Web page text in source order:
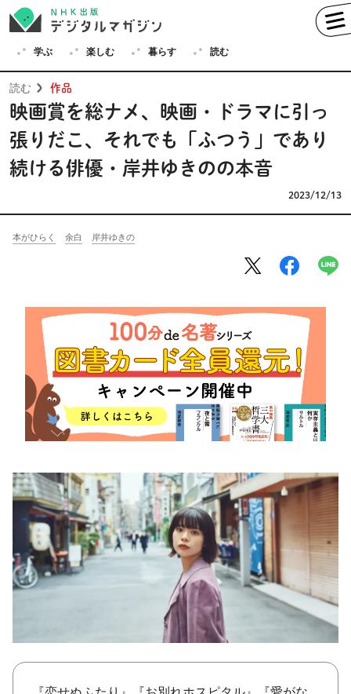
学ぶ 楽しむ 暮らす 読む
学ぶ 英語 フランス語
ハングル（韓国語）
楽しむ 趣味 俳句
その他
暮らす 料理 園芸 ハンドメイド
健康 その他
NHKブックス 100分de名著
作品 その他
きょうのレシピ
その他
読む 作品
映画賞を総ナメ、映画・ドラマに引っ
張りだこ、それでも「ふつう」であり
続ける俳優・岸井ゆきのの本音
2023/12/13
本がひらく 余白 岸井ゆきの